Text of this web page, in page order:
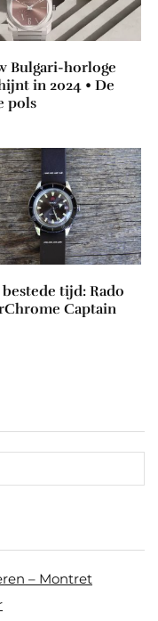
Bulgari-horloge
in 2024 • De
pols
tijd: Rado
Captain
– Montret